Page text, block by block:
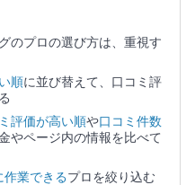
のプロの選び方は、重視す
順に並び替えて、口コミ評
評価が高い順や口コミ件数
やページ内の情報を比べて
作業できるプロを絞り込む